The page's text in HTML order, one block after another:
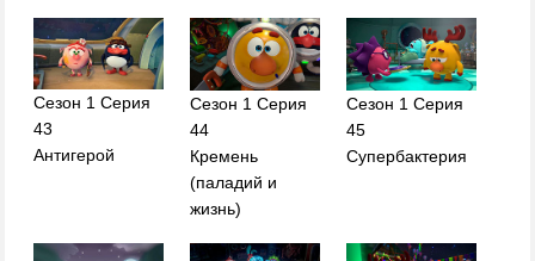
Сезон 1 Серия
43
Антигерой
Сезон 1 Серия
44
Кремень
(паладий и
жизнь)
Сезон 1 Серия
45
Супербактерия